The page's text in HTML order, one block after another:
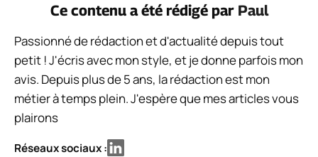
Ce contenu a été rédigé par Paul
Passionné de rédaction et d'actualité depuis tout
petit ! J'écris avec mon style, et je donne parfois mon
avis. Depuis plus de 5 ans, la rédaction est mon
métier à temps plein. J'espère que mes articles vous
plairons
Réseaux sociaux :